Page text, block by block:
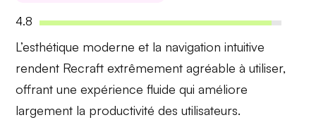
4.8
L’esthétique moderne et la navigation intuitive
rendent Recraft extrêmement agréable à utiliser,
offrant une expérience fluide qui améliore
largement la productivité des utilisateurs.